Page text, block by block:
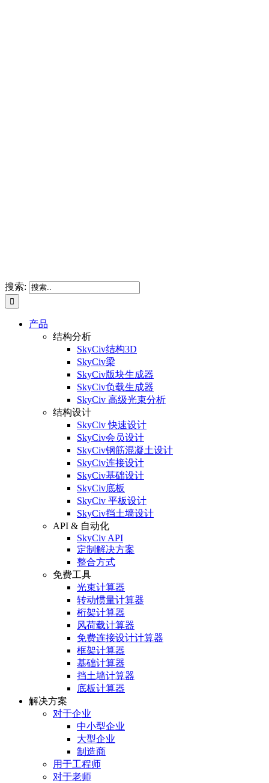
搜索:
产品
结构分析
SkyCiv结构3D
SkyCiv梁
SkyCiv版块生成器
SkyCiv负载生成器
SkyCiv 高级光束分析
结构设计
SkyCiv 快速设计
SkyCiv会员设计
SkyCiv钢筋混凝土设计
SkyCiv连接设计
SkyCiv基础设计
SkyCiv底板
SkyCiv 平板设计
SkyCiv挡土墙设计
API & 自动化
SkyCiv API
定制解决方案
整合方式
免费工具
光束计算器
转动惯量计算器
桁架计算器
风荷载计算器
免费连接设计计算器
框架计算器
基础计算器
挡土墙计算器
底板计算器
解决方案
对于企业
中小型企业
大型企业
制造商
用于工程师
对于老师